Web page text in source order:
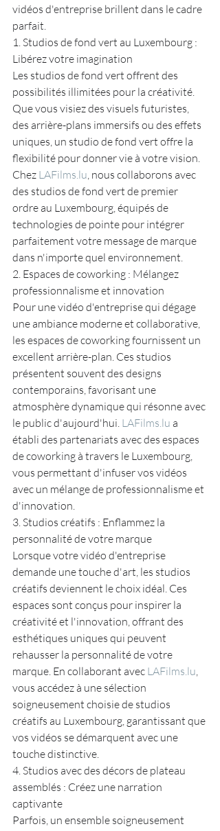
vidéos d'entreprise brillent dans le cadre
parfait.
1. Studios de fond vert au Luxembourg :
Libérez votre imagination
Les studios de fond vert offrent des
possibilités illimitées pour la créativité.
Que vous visiez des visuels futuristes,
des arrière-plans immersifs ou des effets
uniques, un studio de fond vert offre la
flexibilité pour donner vie à votre vision.
Chez LAFilms.lu, nous collaborons avec
des studios de fond vert de premier
ordre au Luxembourg, équipés de
technologies de pointe pour intégrer
parfaitement votre message de marque
dans n'importe quel environnement.
2. Espaces de coworking : Mélangez
professionnalisme et innovation
Pour une vidéo d'entreprise qui dégage
une ambiance moderne et collaborative,
les espaces de coworking fournissent un
excellent arrière-plan. Ces studios
présentent souvent des designs
contemporains, favorisant une
atmosphère dynamique qui résonne avec
le public d'aujourd'hui. LAFilms.lu a
établi des partenariats avec des espaces
de coworking à travers le Luxembourg,
vous permettant d'infuser vos vidéos
avec un mélange de professionnalisme et
d'innovation.
3. Studios créatifs : Enflammez la
personnalité de votre marque
Lorsque votre vidéo d'entreprise
demande une touche d'art, les studios
créatifs deviennent le choix idéal. Ces
espaces sont conçus pour inspirer la
créativité et l'innovation, offrant des
esthétiques uniques qui peuvent
rehausser la personnalité de votre
marque. En collaborant avec LAFilms.lu,
vous accédez à une sélection
soigneusement choisie de studios
créatifs au Luxembourg, garantissant que
vos vidéos se démarquent avec une
touche distinctive.
4. Studios avec des décors de plateau
assemblés : Créez une narration
captivante
Parfois, un ensemble soigneusement